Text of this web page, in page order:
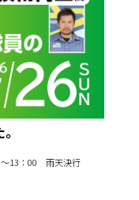
～13：00 雨天決行